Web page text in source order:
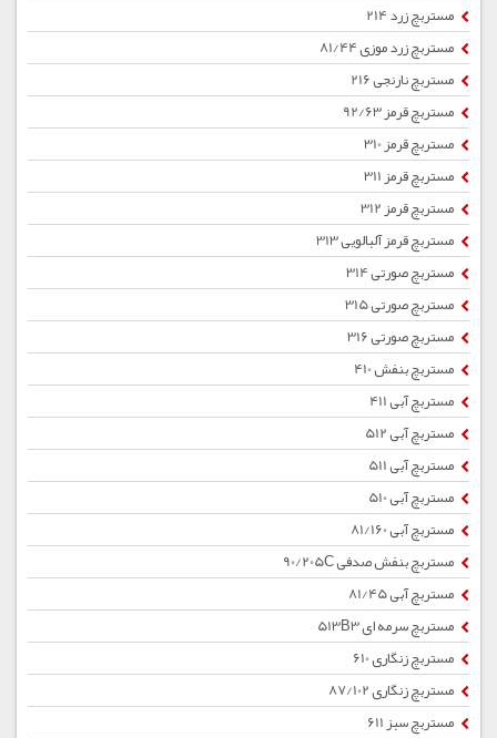
مستربچ زرد 214
مستربچ زرد موزی 81/44
مستربچ نارنجی 216
مستربچ قرمز 92/63
مستربچ قرمز 310
مستربچ قرمز 311
مستربچ قرمز 312
مستربچ قرمز آلبالویی 313
مستربچ صورتی 314
مستربچ صورتی 315
مستربچ صورتی 316
مستربچ بنفش 410
مستربچ آبی 411
مستربچ آبی 512
مستربچ آبی 511
مستربچ آبی 510
مستربچ آبی 81/160
مستربچ بنفش صدفی 90/205C
مستربچ آبی 81/45
مستربچ سرمه ای 513B3
مستربچ زنگاری 610
مستربچ زنگاری 87/102
مستربچ سبز 611